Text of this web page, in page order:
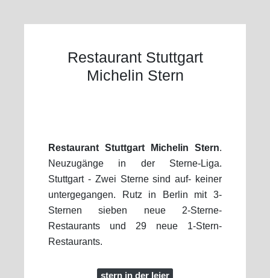
Restaurant Stuttgart
Michelin Stern
Restaurant Stuttgart Michelin Stern.
Neuzugänge in der Sterne-Liga.
Stuttgart - Zwei Sterne sind auf- keiner
untergegangen. Rutz in Berlin mit 3-
Sternen sieben neue 2-Sterne-
Restaurants und 29 neue 1-Stern-
Restaurants.
stern in der leier